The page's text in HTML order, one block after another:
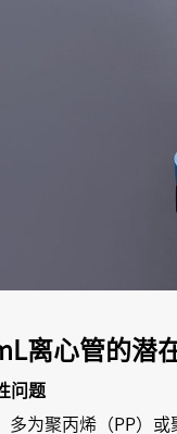
离心管的潜
问题
多为聚丙烯（PP）